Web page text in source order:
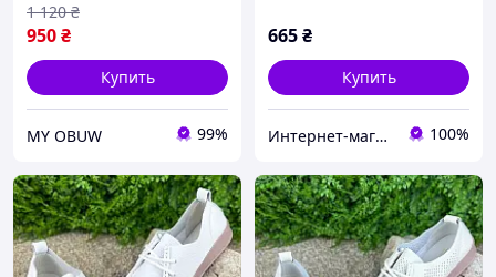
950₴
1 120 ₴
Купить
MY OBUW 99%
665₴
Купить
Интернет-магазин "Гардеробчик" 100%